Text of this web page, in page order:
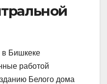
в Бишкеке
работой
Белого дома